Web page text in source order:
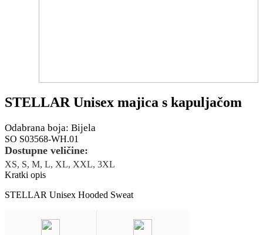
STELLAR Unisex majica s kapuljačom
Odabrana boja: Bijela
SO S03568-WH.01
Dostupne veličine:
XS, S, M, L, XL, XXL, 3XL
Kratki opis
STELLAR Unisex Hooded Sweat